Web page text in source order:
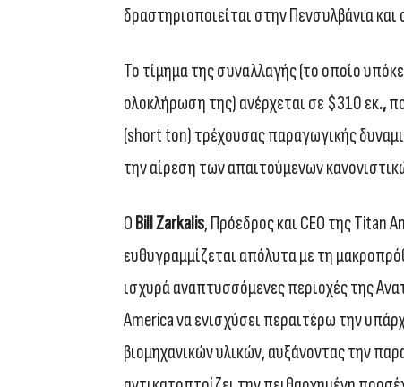
δραστηριοποιείται στην Πενσυλβάνια και
Το τίμημα της συναλλαγής (το οποίο
ολοκλήρωση της) ανέρχεται σε $310 εκ.,
(short ton) τρέχουσας παραγωγικής
την αίρεση των απαιτούμενων
Ο Bill Zarkalis, Πρόεδρος και CEO της Titan
ευθυγραμμίζεται απόλυτα με τη
ισχυρά αναπτυσσόμενες περιοχές της
America να ενισχύσει περαιτέρω την
βιομηχανικών υλικών, αυξάνοντας την